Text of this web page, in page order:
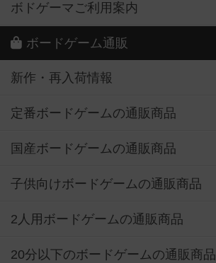
ボドゲーマご利用案内
ボードゲーム通販
新作・再入荷情報
定番ボードゲームの通販商品
国産ボードゲームの通販商品
子供向けボードゲームの通販商品
2人用ボードゲームの通販商品
20分以下のボードゲームの通販商品